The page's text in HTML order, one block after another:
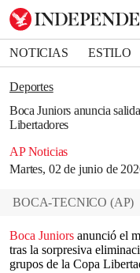
NOTICIAS ESTILO
DEPORTES
Deportes
Boca Juniors anuncia
Libertadores
AP Noticias
Martes, 02 de junio de
Bookmark
Removed from
Close popover
BOCA-TECNICO (AP)
Boca Juniors anunció el
tras la sorpresiva
grupos de la Copa